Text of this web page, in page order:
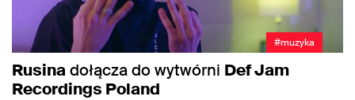
#muzyka
Rusinadołącza do wytwórni Def Jam
Recordings Poland